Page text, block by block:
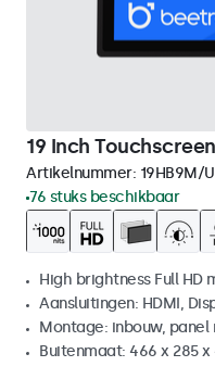
19 Inch
Artikelnummer: 19HB9M/
76 stuks beschikbaar
High brightness Full HD
Aansluitingen: HDMI,
Montage: inbouw, panel
Buitenmaat: 466 x 285 x